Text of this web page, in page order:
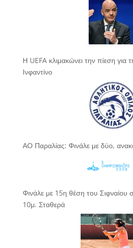
Η UEFA κλιμακώνει την πίεση
Ινφαντίνο
ΑΟ Παραλίας: Φινάλε με δύο,
Φινάλε με 15η θέση του Σιφναίου
10μ. Σταθερά